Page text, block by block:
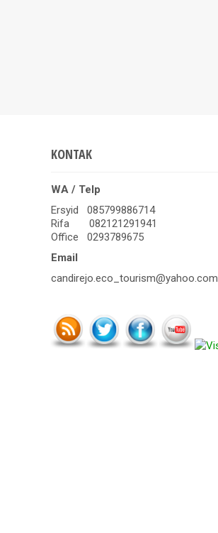
KONTAK
WA / Telp
Ersyid 085799886714
Rifa 082121291941
Office 0293789675
Email
candirejo.eco_tourism@yahoo.com